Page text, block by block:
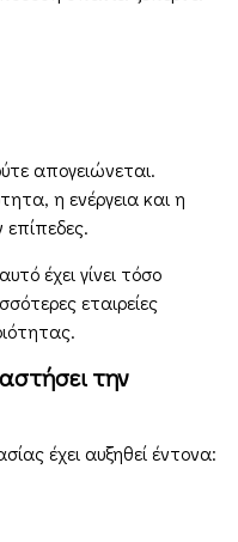
απογειώνεται.
η ενέργεια και η
έχει γίνει τόσο
εταιρείες
την
έχει αυξηθεί έντονα: